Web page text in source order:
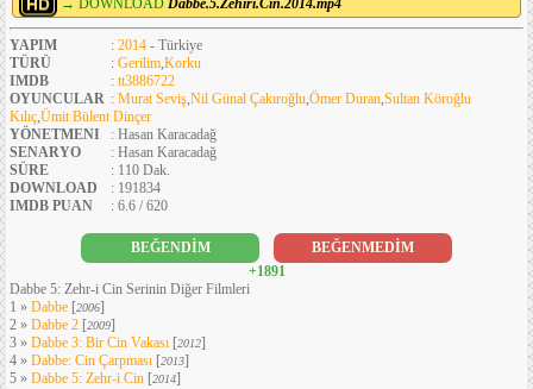
→ DOWNLOAD Dabbe.5.Zehiri.Cin.2014.mp4
YAPIM : 2014 - Türkiye
TÜRÜ
: Gerilim,Korku
IMDB
: tt3886722
OYUNCULAR : Murat Seviş,Nil Günal Çakıroğlu,Ömer Duran,Sultan Köroğlu
Kılıç,Ümit Bülent Dinçer
YÖNETMENI
: Hasan Karacadağ
SENARYO
: Hasan Karacadağ
SÜRE
: 110 Dak.
DOWNLOAD
: 191834
IMDB PUAN
: 6.6 / 620
BEĞENDİM
BEĞENMEDİM
+1891
Dabbe 5: Zehr-i Cin Serinin Diğer Filmleri
1 » Dabbe [2006]
2 » Dabbe 2 [2009]
3 » Dabbe 3: Bir Cin Vakası [2012]
4 » Dabbe: Cin Çarpması [2013]
5 » Dabbe 5: Zehr-i Cin [2014]